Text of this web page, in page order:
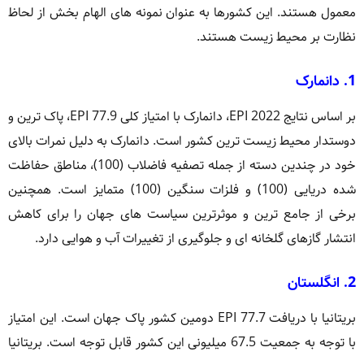
معمول هستند. این کشورها به عنوان نمونه های الهام بخش از لحاظ
نظارت بر محیط زیست هستند.
1. دانمارک
بر اساس نتایج EPI 2022، دانمارک با امتیاز کلی EPI 77.9، پاک ترین و
دوستدار محیط زیست ترین کشور است. دانمارک به دلیل نمرات بالای
خود در چندین دسته از جمله تصفیه فاضلاب (100)، مناطق حفاظت
شده دریایی (100) و فلزات سنگین (100) متمایز است. همچنین
برخی از جامع ترین و موثرترین سیاست های جهان را برای کاهش
انتشار گازهای گلخانه ای و جلوگیری از تغییرات آب و هوایی دارد.
2. انگلستان
بریتانیا با دریافت EPI 77.7 دومین کشور پاک جهان است. این امتیاز
با توجه به جمعیت 67.5 میلیونی این کشور قابل توجه است. بریتانیا